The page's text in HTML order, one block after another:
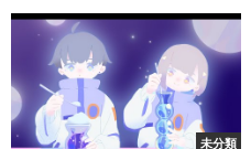
未分類